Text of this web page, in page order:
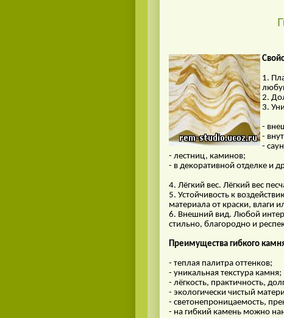
1.
2.
3.
-
-
-
- лестниц, каминов;
- в декоративной отделке и
4. Лёгкий вес. Лёгкий вес
5. Устойчивость к
материала от краски, влаги
6. Внешний вид. Любой
стильно, благородно и
Преимущества гибкого
- теплая палитра оттенков;
- уникальная текстура камня;
- лёгкость, практичность,
- экологически чистый
- светонепроницаемость,
- на гибкий камень можно